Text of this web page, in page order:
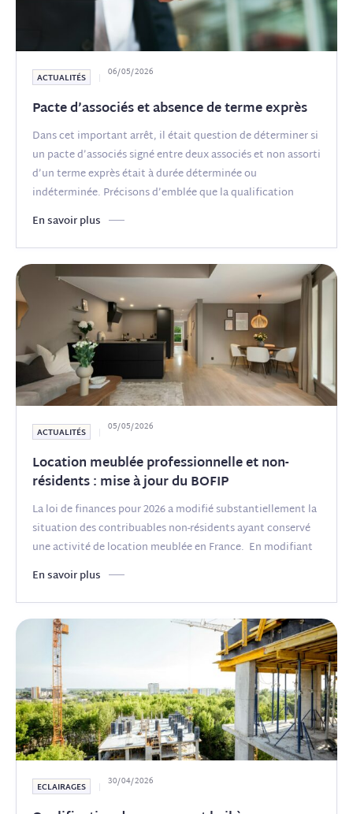
ACTUALITÉS 06/05/2026
Pacte d’associés et absence de terme exprès
Dans cet important arrêt, il était question de déterminer si
un pacte d’associés signé entre deux associés et non assorti
d’un terme exprès était à durée déterminée ou
indéterminée. Précisons d’emblée que la qualification
revêt une
(...)
En savoir plus
ACTUALITÉS 05/05/2026
Location meublée professionnelle et non-
résidents : mise à jour du BOFIP
La loi de finances pour 2026 a modifié substantiellement la
situation des contribuables non-résidents ayant conservé
une activité de location meublée en France. En modifiant
le 2
En savoir plus
ECLAIRAGES 30/04/2026